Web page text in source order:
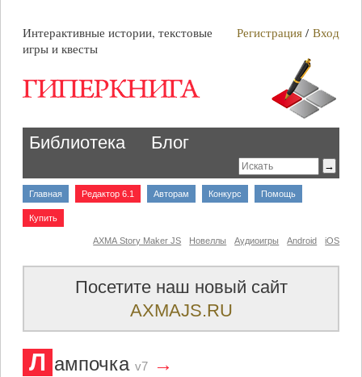
Интерактивные истории, текстовые
игры и квесты
Регистрация /Вход
Библиотека Блог
Главная Редактор 6.1 Авторам Конкурс Помощь
Купить
iOS
Android
Аудиоигры
Новеллы
AXMA Story Maker JS
Посетите наш новый сайт
AXMAJS.RU
Л ампочка v7 →